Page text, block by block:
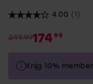
4.00 (1)
249.99174 99
Krijg 10%